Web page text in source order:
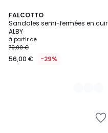
FALCOTTO
Sandales semi-fermées en cuir
ALBY
à partir de
79,00 €
56,00 € -29%
2
Couleurs